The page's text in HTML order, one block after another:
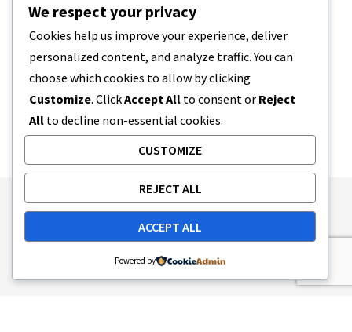
osobistej poza tym, co jest…
4 MINUTY CZYTANIA 2023-04-08
Publishing Principles
Ethics Policy
Corrections Policy
Feedback Policy
Ownership & Funding
Tag map
We respect your privacy
Cookies help us improve your experience, deliver
personalized content, and analyze traffic. You can
choose which cookies to allow by clicking
Customize. ClickAccept All to consent or Reject
All to decline non-essential cookies.
CUSTOMIZE
REJECT ALL
ACCEPT ALL
Powered by